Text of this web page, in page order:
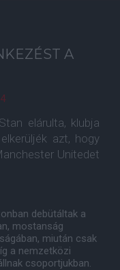
A
elárulta, klubja
azt, hogy
Unitedet
debütáltak a
mostanság
miután csak
a nemzetközi
csoportjukban.